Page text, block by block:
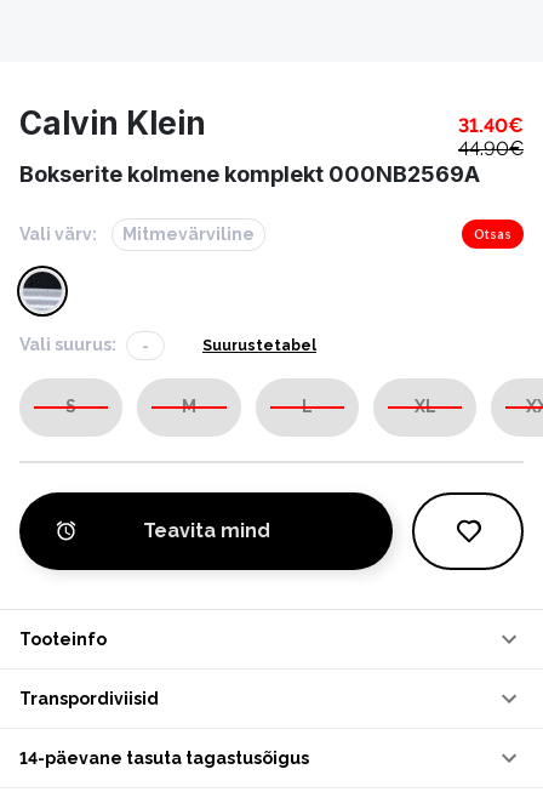
Calvin Klein 31.40€
44.90€
Bokserite kolmene komplekt 000NB2569A
Vali värv: Mitmevärviline Otsas
Vali suurus: - Suurustetabel
S M L XL
Teavita mind
Tooteinfo
Transpordiviisid
14-päevane tasuta tagastusõigus